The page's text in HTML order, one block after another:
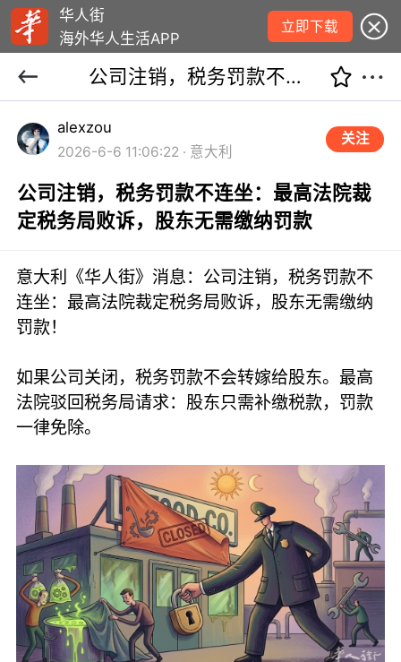
华人街
海外华人生活APP
立即下载
公司注销，税务罚款不连坐：最高法院裁定税务局败诉，股东无需缴纳罚款
alexzou
2026-6-6 11:06:22 · 意大利
关注
公司注销，税务罚款不连坐：最高法院裁
定税务局败诉，股东无需缴纳罚款
意大利《华人街》消息：公司注销，税务罚款不
连坐：最高法院裁定税务局败诉，股东无需缴纳
罚款！
如果公司关闭，税务罚款不会转嫁给股东。最高
法院驳回税务局请求：股东只需补缴税款，罚款
一律免除。